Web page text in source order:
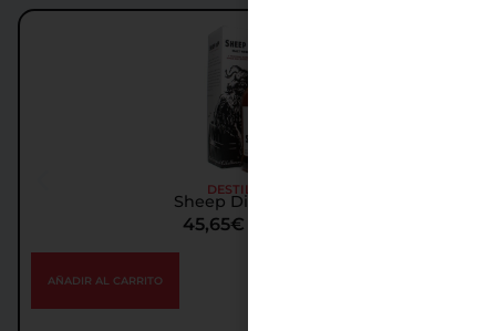
DESTILADOS
Sheep Dip Whisky
45,65€
AÑADIR AL CARRITO